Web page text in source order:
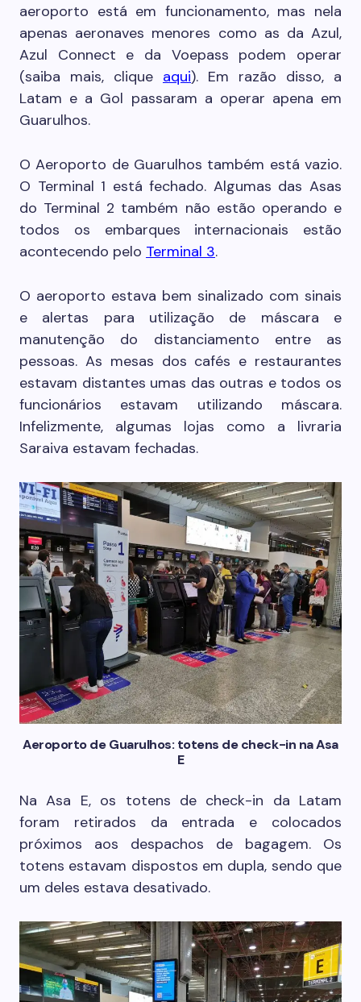
aeroporto está em funcionamento, mas nela
apenas aeronaves menores como as da Azul,
Azul Connect e da Voepass podem operar
(saiba mais, clique aqui). Em razão disso, a
Latam e a Gol passaram a operar apena em
Guarulhos.
O Aeroporto de Guarulhos também está vazio.
O Terminal 1 está fechado. Algumas das Asas
do Terminal 2 também não estão operando e
todos os embarques internacionais estão
acontecendo pelo Terminal 3.
O aeroporto estava bem sinalizado com sinais
e alertas para utilização de máscara e
manutenção do distanciamento entre as
pessoas. As mesas dos cafés e restaurantes
estavam distantes umas das outras e todos os
funcionários estavam utilizando máscara.
Infelizmente, algumas lojas como a livraria
Saraiva estavam fechadas.
Aeroporto de Guarulhos: totens de check-in na Asa
E
Na Asa E, os totens de check-in da Latam
foram retirados da entrada e colocados
próximos aos despachos de bagagem. Os
totens estavam dispostos em dupla, sendo que
um deles estava desativado.